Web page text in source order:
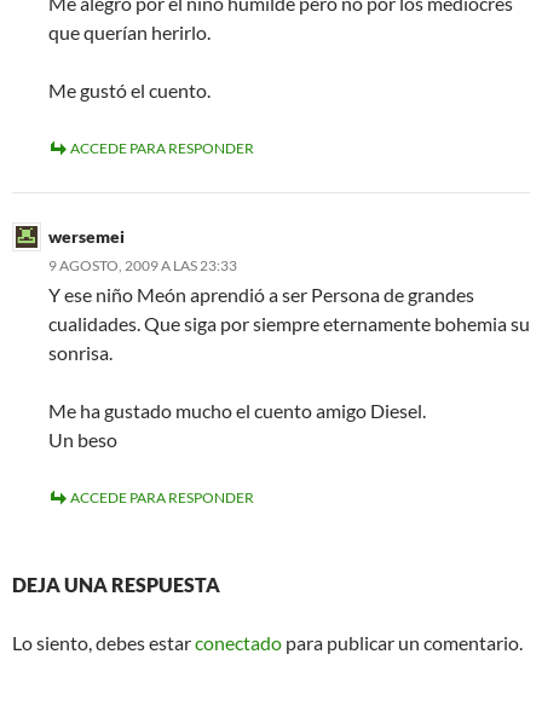
que querían herirlo.
Me gustó el cuento.
ACCEDE PARA RESPONDER
wersemei
9 AGOSTO, 2009 A LAS 23:33
Y ese niño Meón aprendió a ser Persona de grandes
cualidades. Que siga por siempre eternamente bohemia su
sonrisa.
Me ha gustado mucho el cuento amigo Diesel.
Un beso
ACCEDE PARA RESPONDER
DEJA UNA RESPUESTA
Lo siento, debes estarconectado para publicar un comentario.